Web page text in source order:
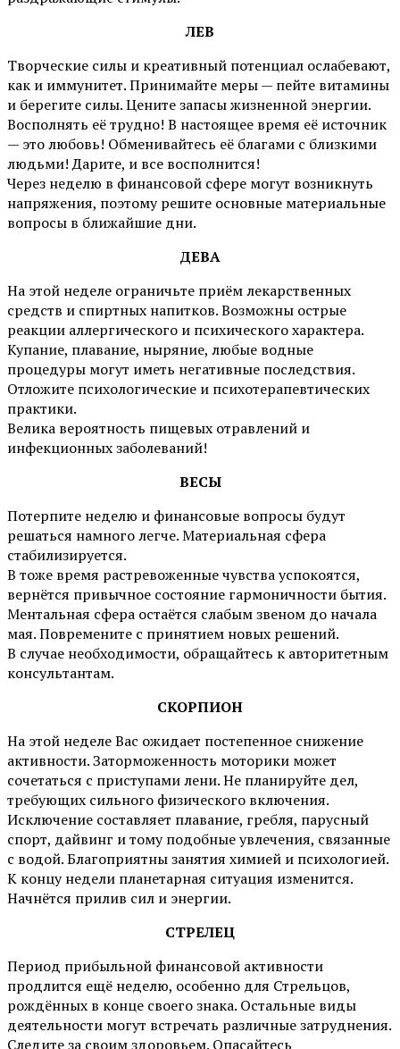
ЛЕВ
Творческие силы и креативный потенциал ослабевают,
как и иммунитет. Принимайте меры — пейте витамины
и берегите силы. Цените запасы жизненной энергии.
Восполнять её трудно! В настоящее время её источник
— это любовь! Обменивайтесь её благами с близкими
людьми! Дарите, и все восполнится!
Через неделю в финансовой сфере могут возникнуть
напряжения, поэтому решите основные материальные
вопросы в ближайшие дни.
ДЕВА
На этой неделе ограничьте приём лекарственных
средств и спиртных напитков. Возможны острые
реакции аллергического и психического характера.
Купание, плавание, ныряние, любые водные
процедуры могут иметь негативные последствия.
Отложите психологические и психотерапевтических
практики.
Велика вероятность пищевых отравлений и
инфекционных заболеваний!
ВЕСЫ
Потерпите неделю и финансовые вопросы будут
решаться намного легче. Материальная сфера
стабилизируется.
В тоже время растревоженные чувства успокоятся,
вернётся привычное состояние гармоничности бытия.
Ментальная сфера остаётся слабым звеном до начала
мая. Повремените с принятием новых решений.
В случае необходимости, обращайтесь к авторитетным
консультантам.
СКОРПИОН
На этой неделе Вас ожидает постепенное снижение
активности. Заторможенность моторики может
сочетаться с приступами лени. Не планируйте дел,
требующих сильного физического включения.
Исключение составляет плавание, гребля, парусный
спорт, дайвинг и тому подобные увлечения, связанные
с водой. Благоприятны занятия химией и психологией.
К концу недели планетарная ситуация изменится.
Начнётся прилив сил и энергии.
СТРЕЛЕЦ
Период прибыльной финансовой активности
продлится ещё неделю, особенно для Стрельцов,
рождённых в конце своего знака. Остальные виды
деятельности могут встречать различные затруднения.
Следите за своим здоровьем. Опасайтесь